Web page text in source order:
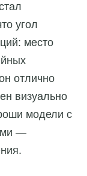
угол
место
отлично
визуально
модели с
—